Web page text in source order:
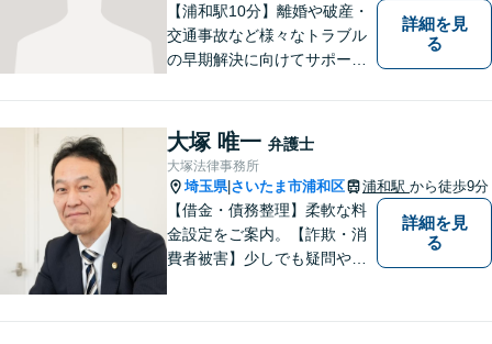
【浦和駅10分】離婚や破産・
交通事故など様々なトラブル
の早期解決に向けてサポート
で弁護士に相談していいのか
分からない」という方も多い
と思いますが、皆さんが話し
やすい環境を整えております
ので、お気軽にご相談くださ
い。
詳細を見
る
大塚 唯一 弁護士
大塚法律事務所
埼玉県| さいたま市浦和区 浦和駅 から徒歩9分
【借金・債務整理】柔軟な料
金設定をご案内。【詐欺・消
費者被害】少しでも疑問や不
詳細を見
る